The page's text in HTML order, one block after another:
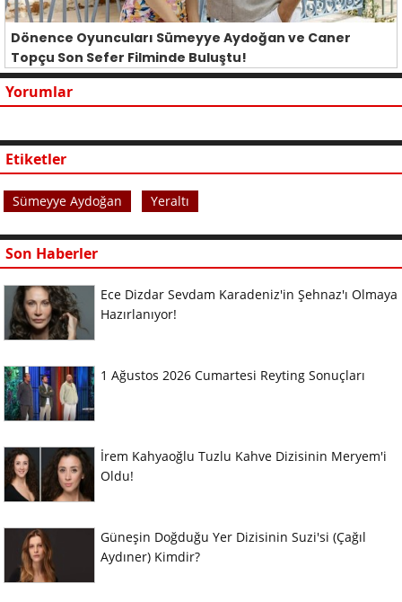
Dönence Oyuncuları Sümeyye Aydoğan ve Caner
Topçu Son Sefer Filminde Buluştu!
Yorumlar
Etiketler
Sümeyye Aydoğan Yeraltı
Son Haberler
Ece Dizdar Sevdam Karadeniz'in Şehnaz'ı Olmaya
Hazırlanıyor!
1 Ağustos 2026 Cumartesi Reyting Sonuçları
İrem Kahyaoğlu Tuzlu Kahve Dizisinin Meryem'i
Oldu!
Güneşin Doğduğu Yer Dizisinin Suzi'si (Çağıl
Aydıner) Kimdir?